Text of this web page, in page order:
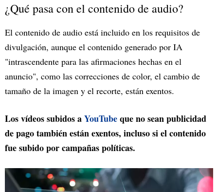
¿Qué pasa con el contenido de audio?
El contenido de audio está incluido en los requisitos de
divulgación, aunque el contenido generado por IA
"intrascendente para las afirmaciones hechas en el
anuncio", como las correcciones de color, el cambio de
tamaño de la imagen y el recorte, están exentos.
Los vídeos subidos aYouTubeque no sean publicidad
de pago también están exentos, incluso si el contenido
fue subido por campañas políticas.